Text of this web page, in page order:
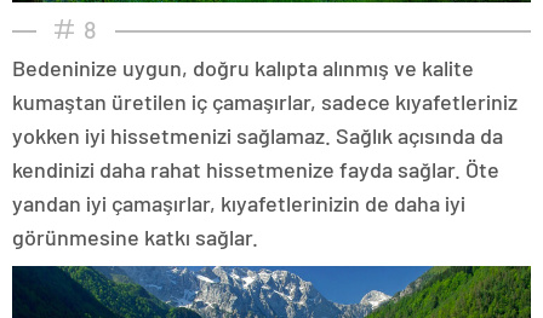
8
Bedeninize uygun, doğru kalıpta alınmış ve kalite
kumaştan üretilen iç çamaşırlar, sadece kıyafetleriniz
yokken iyi hissetmenizi sağlamaz. Sağlık açısında da
kendinizi daha rahat hissetmenize fayda sağlar. Öte
yandan iyi çamaşırlar, kıyafetlerinizin de daha iyi
görünmesine katkı sağlar.